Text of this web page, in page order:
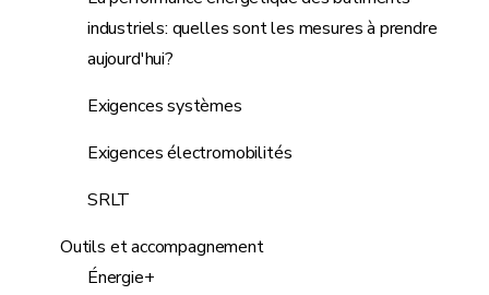
industriels: quelles sont les mesures à prendre
aujourd'hui?
Exigences systèmes
Exigences électromobilités
SRLT
Outils et accompagnement
Énergie+